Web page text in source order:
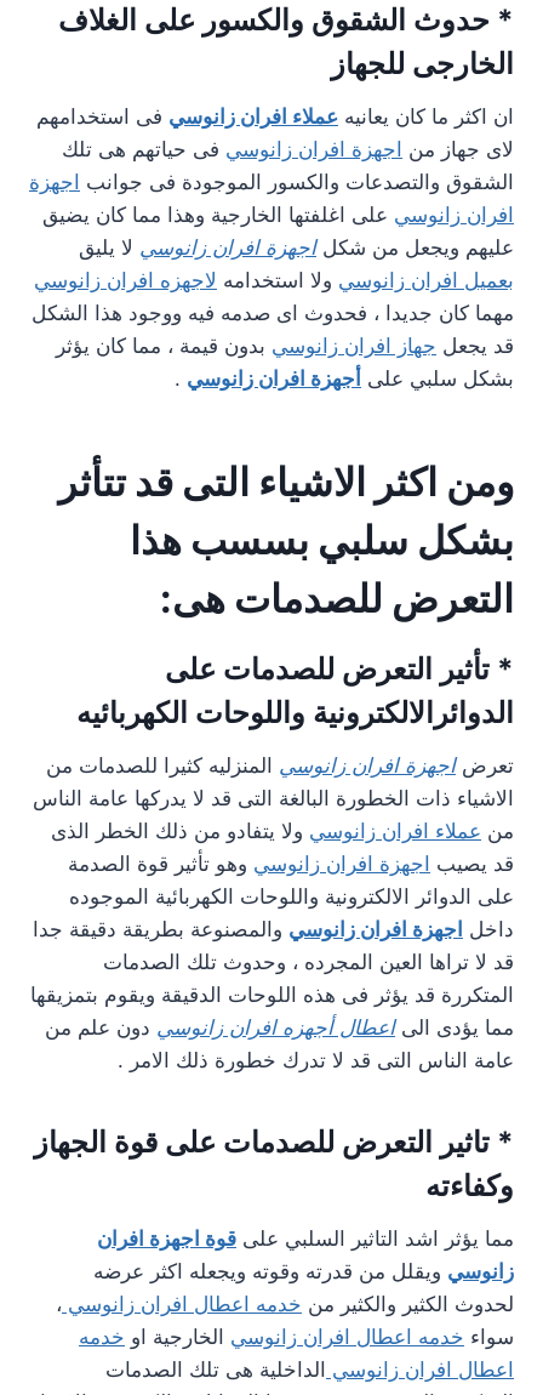
* حدوث الشقوق والكسور على الغلاف
الخارجى للجهاز
ان اكثر ما كان يعانيه عملاء افران زانوسي فى استخدامهم
لاى جهاز من اجهزة افران زانوسي فى حياتهم هى تلك
الشقوق والتصدعات والكسور الموجودة فى جوانب اجهزة
افران زانوسي على اغلفتها الخارجية وهذا مما كان يضيق
عليهم ويجعل من شكلاجهزة افران زانوسي لا يليق
بعميل افران زانوسي ولا استخدامه لاجهزه افران زانوسي
مهما كان جديدا ، فحدوث اى صدمه فيه ووجود هذا الشكل
قد يجعل جهاز افران زانوسي بدون قيمة ، مما كان يؤثر
بشكل سلبي على أجهزة افران زانوسي .
ومن اكثر الاشياء التى قد تتأثر
بشكل سلبي بسسب هذا
التعرض للصدمات هى:
* تأثير التعرض للصدمات على
الدوائرالالكترونية واللوحات الكهربائيه
تعرضاجهزة افران زانوسي المنزليه كثيرا للصدمات من
الاشياء ذات الخطورة البالغة التى قد لا يدركها عامة الناس
من عملاء افران زانوسي ولا يتفادو من ذلك الخطر الذى
قد يصيب اجهزة افران زانوسي وهو تأثير قوة الصدمة
على الدوائر الالكترونية واللوحات الكهربائية الموجوده
داخل اجهزة افران زانوسي والمصنوعة بطريقة دقيقة جدا
قد لا تراها العين المجرده ، وحدوث تلك الصدمات
المتكررة قد يؤثر فى هذه اللوحات الدقيقة ويقوم بتمزيقها
مما يؤدى الىاعطال أجهزه افران زانوسي دون علم من
عامة الناس التى قد لا تدرك خطورة ذلك الامر .
* تاثير التعرض للصدمات على قوة الجهاز
وكفاءته
مما يؤثر اشد التاثير السلبي على قوة اجهزة افران
زانوسي ويقلل من قدرته وقوته ويجعله اكثر عرضه
لحدوث الكثير والكثير من خدمه اعطال افران زانوسي ،
سواء خدمه اعطال افران زانوسي الخارجية او خدمه
اعطال افران زانوسي الداخلية هى تلك الصدمات